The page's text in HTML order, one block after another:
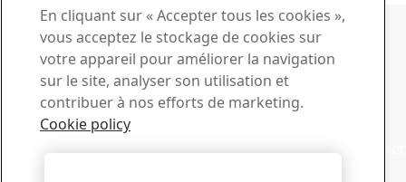
Contacter SSAB
Contactez-nous
Comment pouvons-nous vous aider ?
Voir les contacts
Centre de téléchargement
Recherchez et téléchargez des brochures, des certificats et
En cliquant sur « Accepter tous les cookies »,
vous acceptez le stockage de cookies sur
votre appareil pour améliorer la navigation
sur le site, analyser son utilisation et
contribuer à nos efforts de marketing.
Cookie policy